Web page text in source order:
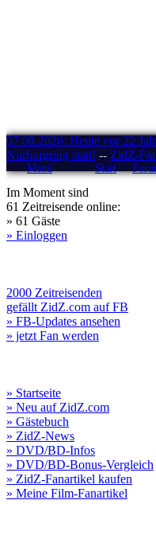
07.08.2026: Heute vor 22
Nürburgring statt! -- ZidZ-
Menü Start
Im Moment sind
61 Zeitreisende online:
» 61 Gäste
» Einloggen
2000 Zeitreisenden
gefällt ZidZ.com auf FB
» FB-Updates ansehen
» jetzt Fan werden
» Startseite
» Neu auf ZidZ.com
» Gästebuch
» ZidZ-News
» DVD/BD-Infos
» DVD/BD-Bonus-Vergleich
» ZidZ-Fanartikel kaufen
» Meine Film-Fanartikel